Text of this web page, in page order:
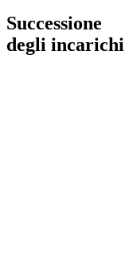
Successione
degli incarichi